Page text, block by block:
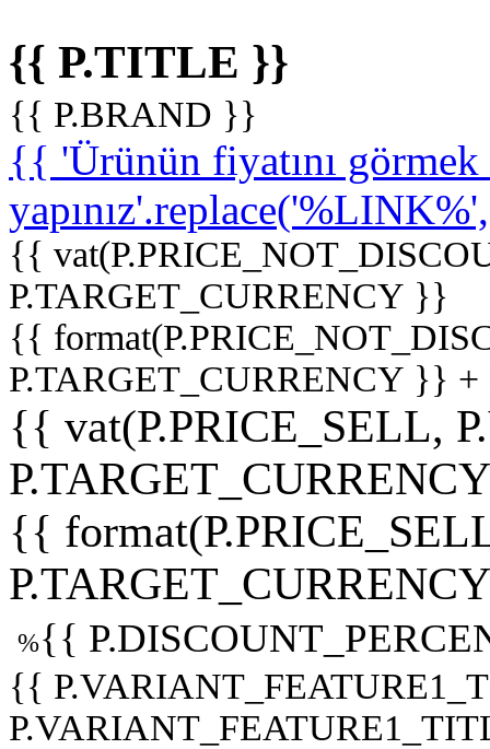
{{ P.TITLE }}
{{ P.BRAND }}
{{ 'Ürünün fiyatını
{{
P.TARGET_CURRENCY }}
{{
P.TARGET_CURRENCY }}
{{ vat(P.PRICE_SELL,
{{
%{{
{{